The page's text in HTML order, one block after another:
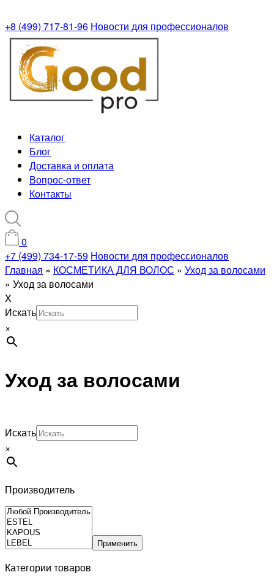
+8 (499) 717-81-96 Новости для профессионалов
Каталог
Блог
Доставка и оплата
Вопрос-ответ
Контакты
0
+7 (499) 734-17-59 Новости для профессионалов
Главная » КОСМЕТИКА ДЛЯ ВОЛОС » Уход за волосами
» Уход за волосами
X
Искать
×
Уход за волосами
Искать
×
Производитель
Применить
Категории товаров